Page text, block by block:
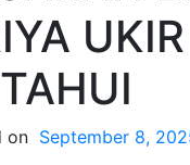
on September 8,